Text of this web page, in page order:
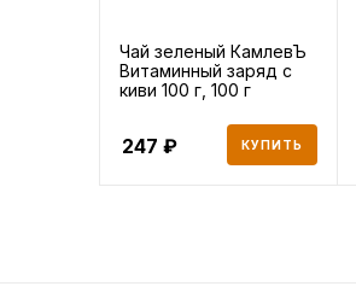
Чай зеленый КамлевЪ
Витаминный заряд с
киви 100 г, 100 г
247 КУПИТЬ